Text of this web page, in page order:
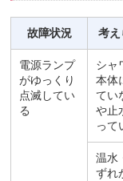
故障状況 考え
電源ランプ
がゆっくり
点滅してい
る
シャ
本体
てい
や止
って
温水
ずれ